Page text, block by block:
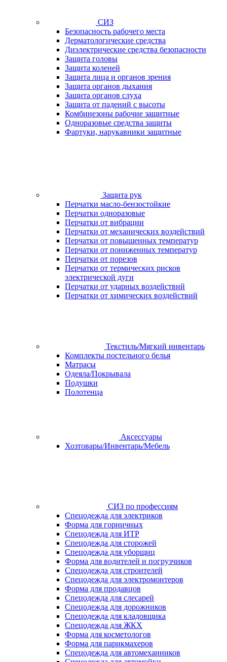
СИЗ
Безопасность рабочего места
Дерматологические средства
Диэлектрические средства безопасности
Защита головы
Защита коленей
Защита лица и органов зрения
Защита органов дыхания
Защита органов слуха
Защита от падений с высоты
Комбинезоны рабочие защитные
Одноразовые средства защиты
Фартуки, нарукавники защитные
Защита рук
Перчатки масло-бензостойкие
Перчатки одноразовые
Перчатки от вибрации
Перчатки от механических воздействий
Перчатки от повышенных температур
Перчатки от пониженных температур
Перчатки от порезов
Перчатки от термических рисков
электрической дуги
Перчатки от ударных воздействий
Перчатки от химических воздействий
Текстиль/Мягкий инвентарь
Комплекты постельного белья
Матрасы
Одеяла/Покрывала
Подушки
Полотенца
Аксессуары
Хозтовары/Инвентарь/Мебель
СИЗ по профессиям
Спецодежда для электриков
Форма для горничных
Спецодежда для ИТР
Спецодежда для сторожей
Спецодежда для уборщиц
Форма для водителей и погрузчиков
Спецодежда для строителей
Спецодежда для электромонтеров
Форма для продавцов
Спецодежда для слесарей
Спецодежда для дорожников
Спецодежда для кладовщика
Спецодежда для ЖКХ
Форма для косметологов
Форма для парикмахеров
Спецодежда для автомеханников